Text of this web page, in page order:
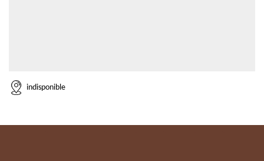
indisponible